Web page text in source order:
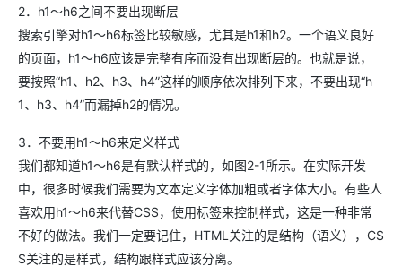
2．h1～h6之间不要出现断层
搜索引擎对h1～h6标签比较敏感，尤其是h1和h2。一个语义良好
的页面，h1～h6应该是完整有序而没有出现断层的。也就是说，
要按照“h1、h2、h3、h4”这样的顺序依次排列下来，不要出现“h
1、h3、h4”而漏掉h2的情况。
3．不要用h1～h6来定义样式
我们都知道h1～h6是有默认样式的，如图2-1所示。在实际开发
中，很多时候我们需要为文本定义字体加粗或者字体大小。有些人
喜欢用h1～h6来代替CSS，使用标签来控制样式，这是一种非常
不好的做法。我们一定要记住，HTML关注的是结构（语义），CS
S关注的是样式，结构跟样式应该分离。